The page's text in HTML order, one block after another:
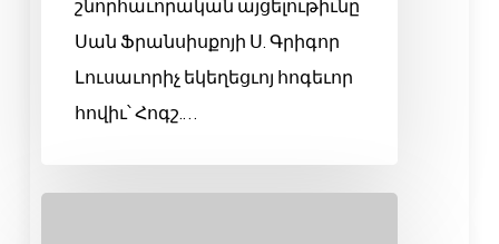
շնորհաւորական այցելութիւնը
Սան Ֆրանսիսքոյի Ս. Գրիգոր
Լուսաւորիչ եկեղեցւոյ հոգեւոր
հովիւ՝ Հոգշ.…